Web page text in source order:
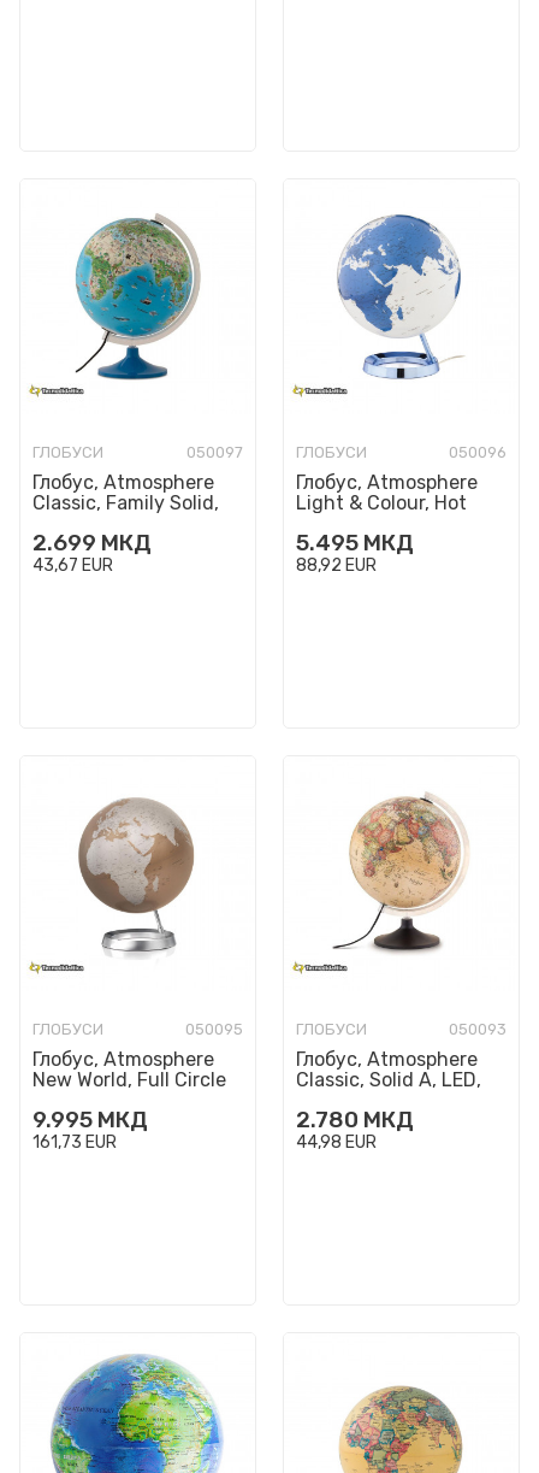
ГЛОБУСИ 050097
Глобус, Atmosphere
Classic, Family Solid,
2.699 МКД
43,67 EUR
ГЛОБУСИ 050096
Глобус, Atmosphere
Light & Colour, Hot
5.495 МКД
88,92 EUR
ГЛОБУСИ 050095
Глобус, Atmosphere
New World, Full Circle
9.995 МКД
161,73 EUR
ГЛОБУСИ 050093
Глобус, Atmosphere
Classic, Solid A, LED,
2.780 МКД
44,98 EUR